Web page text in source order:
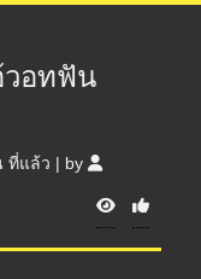
วอทฟัน
ที่แล้ว | by
V
i